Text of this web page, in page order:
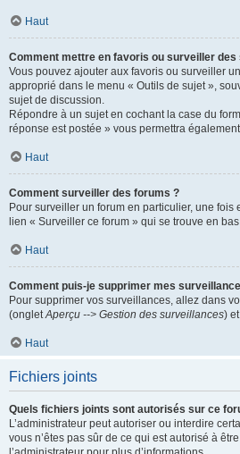
Haut
Comment mettre en favoris ou surveiller des
Vous pouvez ajouter aux favoris ou surveiller
approprié dans le menu « Outils de sujet »,
sujet de discussion.
Répondre à un sujet en cochant la case du
réponse est postée » vous permettra
Haut
Comment surveiller des forums ?
Pour surveiller un forum en particulier, une fois
lien « Surveiller ce forum » qui se trouve en
Haut
Comment puis-je supprimer mes
Pour supprimer vos surveillances, allez dans
(ongletAperçu --> Gestion des surveillances)
Haut
Fichiers joints
Quels fichiers joints sont autorisés sur ce
L’administrateur peut autoriser ou interdire
vous n’êtes pas sûr de ce qui est autorisé à